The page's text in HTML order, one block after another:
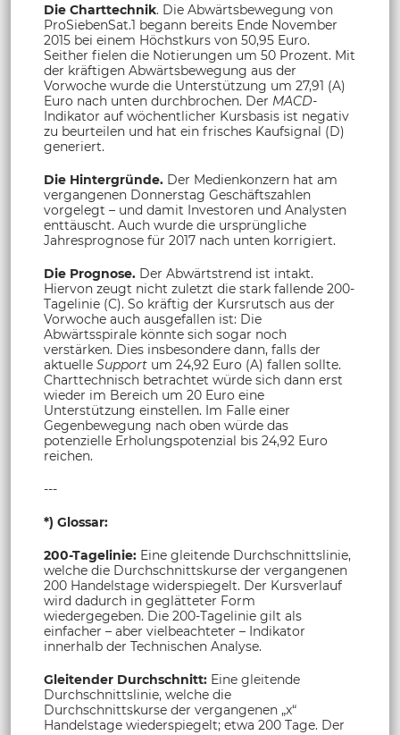
Die Charttechnik. Die Abwärtsbewegung von
ProSiebenSat.1 begann bereits Ende November
2015 bei einem Höchstkurs von 50,95 Euro.
Seither fielen die Notierungen um 50 Prozent. Mit
der kräftigen Abwärtsbewegung aus der
Vorwoche wurde die Unterstützung um 27,91 (A)
Euro nach unten durchbrochen. Der MACD-
Indikator auf wöchentlicher Kursbasis ist negativ
zu beurteilen und hat ein frisches Kaufsignal (D)
generiert.
Die Hintergründe. Der Medienkonzern hat am
vergangenen Donnerstag Geschäftszahlen
vorgelegt – und damit Investoren und Analysten
enttäuscht. Auch wurde die ursprüngliche
Jahresprognose für 2017 nach unten korrigiert.
Die Prognose. Der Abwärtstrend ist intakt.
Hiervon zeugt nicht zuletzt die stark fallende 200-
Tagelinie (C). So kräftig der Kursrutsch aus der
Vorwoche auch ausgefallen ist: Die
Abwärtsspirale könnte sich sogar noch
verstärken. Dies insbesondere dann, falls der
aktuelle Support um 24,92 Euro (A) fallen sollte.
Charttechnisch betrachtet würde sich dann erst
wieder im Bereich um 20 Euro eine
Unterstützung einstellen. Im Falle einer
Gegenbewegung nach oben würde das
potenzielle Erholungspotenzial bis 24,92 Euro
reichen.
---
*) Glossar:
200-Tagelinie: Eine gleitende Durchschnittslinie,
welche die Durchschnittskurse der vergangenen
200 Handelstage widerspiegelt. Der Kursverlauf
wird dadurch in geglätteter Form
wiedergegeben. Die 200-Tagelinie gilt als
einfacher – aber vielbeachteter – Indikator
innerhalb der Technischen Analyse.
Gleitender Durchschnitt: Eine gleitende
Durchschnittslinie, welche die
Durchschnittskurse der vergangenen „x“
Handelstage wiederspiegelt; etwa 200 Tage. Der